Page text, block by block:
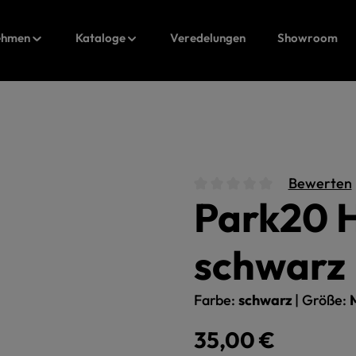
Kataloge Veredelungen Showroom
Durchschnittliche
Bewerten
Park20
schwarz
Farbe: schwarz | Größe:
Regulärer Preis:
35,00 €